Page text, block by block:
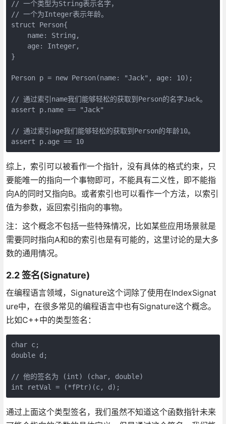
// 一个类型为String表示名字，
// 一个为Integer表示年龄。
struct Person{
    name: String,
    age: Integer,
}
Person p = new Person(name: "Jack", age: 10);
// 通过索引name我们能够轻松的获取到Person的名字Jack。
assert p.name == "Jack"
// 通过索引age我们能够轻松的获取到Person的年龄10。
assert p.age == 10
综上，索引可以被看作一个指针，没有具体的格式约束，只
要能唯一的指向一个事物即可，不能具有二义性，即不能指
向A的同时又指向B。或者索引也可以看作一个方法，以索引
值为参数，返回索引指向的事物。
注：这个概念不包括一些特殊情况，比如某些应用场景就是
需要同时指向A和B的索引也是有可能的，这里讨论的是大多
数的通用情况。
2.2 签名(Signature)
在编程语言领域，Signature这个词除了使用在IndexSignat
ure中，在很多常见的编程语言中也有Signature这个概念。
比如C++中的类型签名：
char c;
double d;
// 他的签名为 (int) (char, double)
int retVal = (*fPtr)(c, d);
通过上面这个类型签名，我们虽然不知道这个函数指针未来